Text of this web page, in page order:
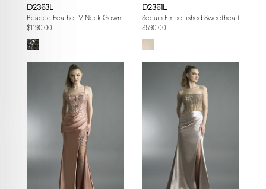
D2363L
Beaded Feather V-Neck Gown
$1190.00
D2361L
Sequin Embellished Sweetheart Gown
$590.00